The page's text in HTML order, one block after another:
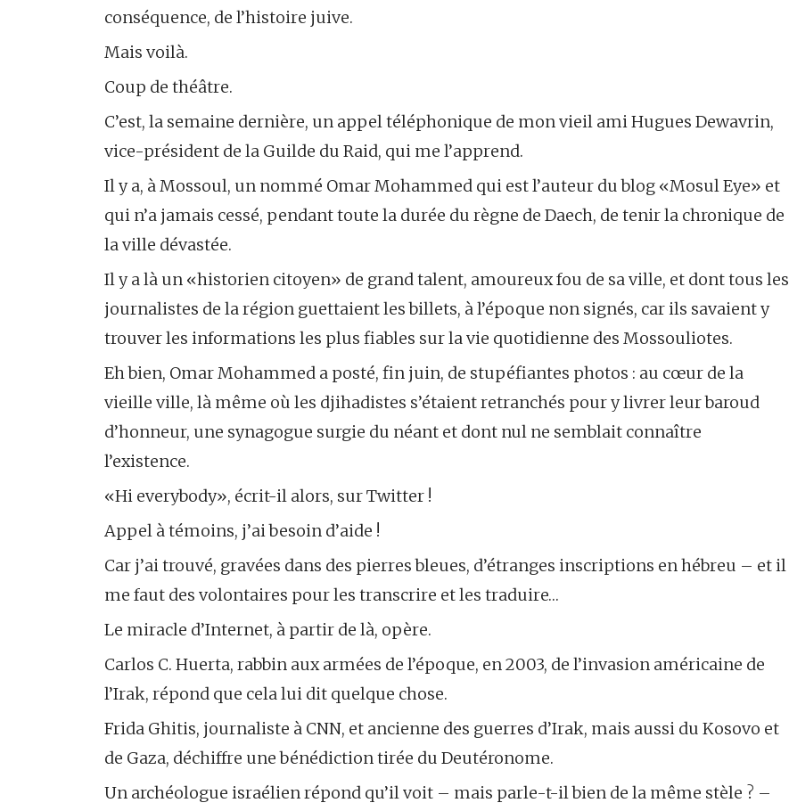
conséquence, de l’histoire juive.
Mais voilà.
Coup de théâtre.
C’est, la semaine dernière, un appel téléphonique de mon vieil ami Hugues Dewavrin,
vice-président de la Guilde du Raid, qui me l’apprend.
Il y a, à Mossoul, un nommé Omar Mohammed qui est l’au­teur du blog «Mosul Eye» et
qui n’a jamais cessé, pendant toute la durée du règne de Daech, de tenir la chronique de
la ville dé­vastée.
Il y a là un «historien citoyen» de grand talent, amoureux fou de sa ville, et dont tous les
journalistes de la région guet­taient les billets, à l’époque non signés, car ils savaient y
trou­ver les informations les plus fiables sur la vie quotidienne des Mossouliotes.
Eh bien, Omar Mohammed a posté, fin juin, de stupéfiantes photos : au cœur de la
vieille ville, là même où les djihadistes s’étaient retranchés pour y livrer leur baroud
d’honneur, une synagogue surgie du néant et dont nul ne semblait connaître
l’existence.
«Hi everybody», écrit-il alors, sur Twitter !
Appel à témoins, j’ai besoin d’aide !
Car j’ai trouvé, gravées dans des pierres bleues, d’étranges inscriptions en hébreu – et il
me faut des volontaires pour les transcrire et les traduire…
Le miracle d’Internet, à partir de là, opère.
Carlos C. Huerta, rabbin aux armées de l’époque, en 2003, de l’invasion américaine de
l’Irak, répond que cela lui dit quelque chose.
Frida Ghitis, journaliste à CNN, et ancienne des guerres d’Irak, mais aussi du Kosovo et
de Gaza, déchiffre une bénédiction tirée du Deutéronome.
Un archéologue israélien répond qu’il voit – mais parle-t-il bien de la même stèle ? –